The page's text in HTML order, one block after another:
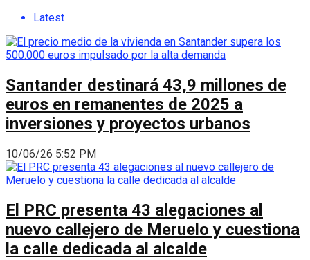
Latest
Santander destinará 43,9 millones de
euros en remanentes de 2025 a
inversiones y proyectos urbanos
10/06/26 5:52 PM
El PRC presenta 43 alegaciones al
nuevo callejero de Meruelo y cuestiona
la calle dedicada al alcalde